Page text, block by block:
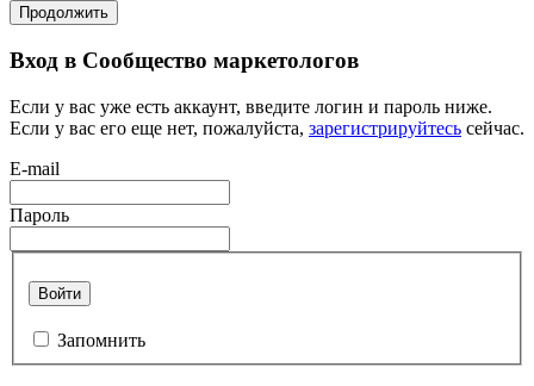
Продолжить
Вход в Сообщество маркетологов
Если у вас уже есть аккаунт, введите логин и пароль ниже.
Если у вас его еще нет, пожалуйста, зарегистрируйтесь сейчас.
E-mail
Пароль
Войти
Запомнить